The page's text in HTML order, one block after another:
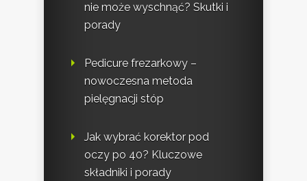
nie może wyschnąć? Skutki i
porady
Pedicure frezarkowy –
nowoczesna metoda
pielęgnacji stóp
Jak wybrać korektor pod
oczy po 40? Kluczowe
składniki i porady